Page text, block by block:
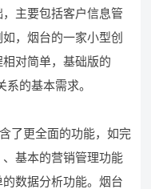
主要包括客户信息管
，烟台的一家小型创
对简单，基础版的
的基本需求。
了更全面的功能，如完
基本的营销管理功能
的数据分析功能。烟台